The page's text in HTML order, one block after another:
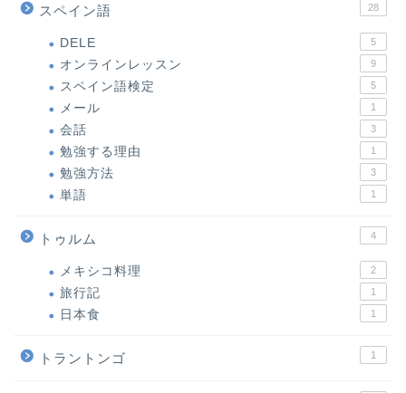
スペイン語 28
DELE 5
オンラインレッスン 9
スペイン語検定 5
メール 1
会話 3
勉強する理由 1
勉強方法 3
単語 1
トゥルム 4
メキシコ料理 2
旅行記 1
日本食 1
トラントンゴ 1